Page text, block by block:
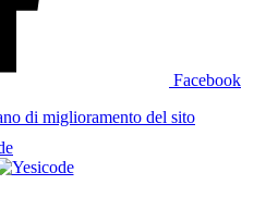
Facebook
di miglioramento del sito